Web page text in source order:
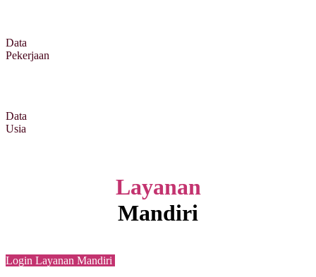
Data
Pekerjaan
Data
Usia
Layanan
Mandiri
Login Layanan Mandiri